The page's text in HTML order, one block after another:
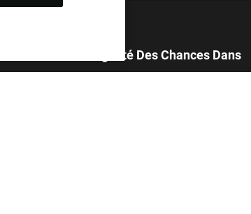
Promouvoir L'Égalité Des Chances Dans